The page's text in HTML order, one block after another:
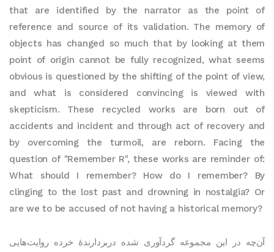
that are identified by the narrator as the point of
reference and source of its validation. The memory of
objects has changed so much that by looking at them
point of origin cannot be fully recognized, what seems
obvious is questioned by the shifting of the point of view,
and what is considered convincing is viewed with
skepticism. These recycled works are born out of
accidents and incident and through act of recovery and
by overcoming the turmoil, are reborn. Facing the
question of "Remember R", these works are reminder of:
What should I remember? How do I remember? By
clinging to the lost past and drowning in nostalgia? Or
are we to be accused of not having a historical memory?
آن‌چه در این‌ مجموعه گردآوری شده دربردارندۀ خرده روایت‌هایی